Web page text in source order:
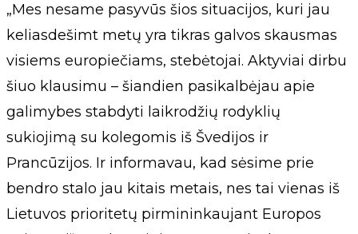
„Mes nesame pasyvūs šios situacijos, kuri jau
keliasdešimt metų yra tikras galvos skausmas
visiems europiečiams, stebėtojai. Aktyviai dirbu
šiuo klausimu – šiandien pasikalbėjau apie
galimybes stabdyti laikrodžių rodyklių
sukiojimą su kolegomis iš Švedijos ir
Prancūzijos. Ir informavau, kad sėsime prie
bendro stalo jau kitais metais, nes tai vienas iš
Lietuvos prioritetų pirmininkaujant Europos